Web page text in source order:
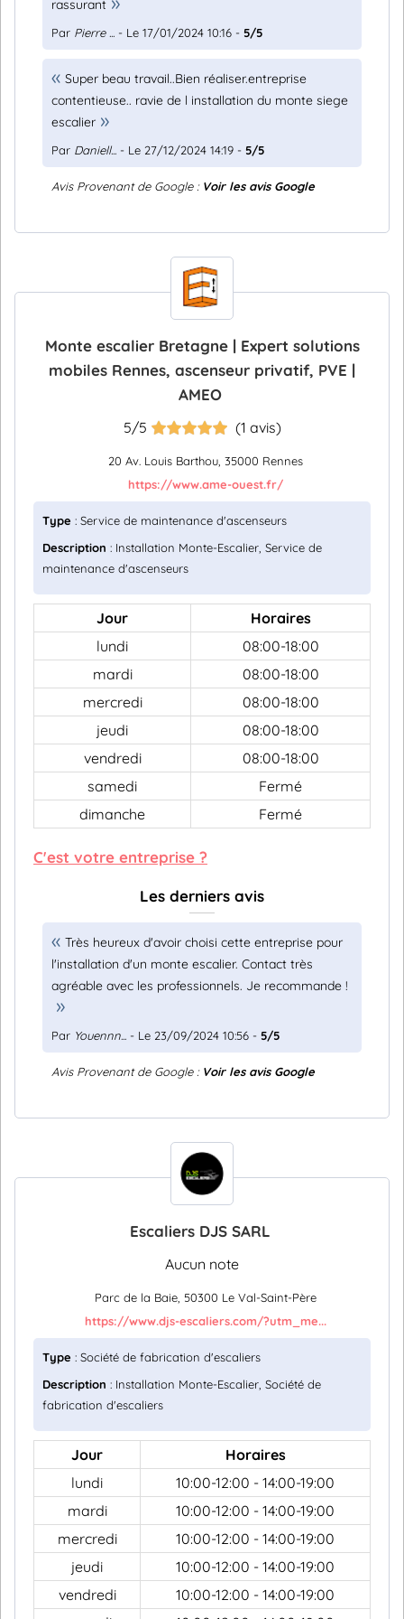
rassurant
Par Pierre ... - Le 17/01/2024 10:16 - 5/5
Super beau travail..Bien réaliser.entreprise
contentieuse.. ravie de l installation du monte siege
escalier
Par Daniell... - Le 27/12/2024 14:19 - 5/5
Avis Provenant de Google : Voir les avis Google
Monte escalier Bretagne | Expert solutions
mobiles Rennes, ascenseur privatif, PVE |
AMEO
5/5 (1 avis)
20 Av. Louis Barthou, 35000 Rennes
https://www.ame-ouest.fr/
Type : Service de maintenance d'ascenseurs
Description : Installation Monte-Escalier, Service de
maintenance d'ascenseurs
Jour
Horaires
lundi
08:00-18:00
mardi
08:00-18:00
mercredi
08:00-18:00
jeudi
08:00-18:00
vendredi
08:00-18:00
samedi
Fermé
dimanche
Fermé
C'est votre entreprise ?
Les derniers avis
Très heureux d'avoir choisi cette entreprise pour
l'installation d'un monte escalier. Contact très
agréable avec les professionnels. Je recommande !
Par Youennn... - Le 23/09/2024 10:56 - 5/5
Avis Provenant de Google : Voir les avis Google
Escaliers DJS SARL
Aucun note
Parc de la Baie, 50300 Le Val-Saint-Père
https://www.djs-escaliers.com/?utm_me...
Type : Société de fabrication d'escaliers
Description : Installation Monte-Escalier, Société de
fabrication d'escaliers
Jour
Horaires
lundi
10:00-12:00 - 14:00-19:00
mardi
10:00-12:00 - 14:00-19:00
mercredi
10:00-12:00 - 14:00-19:00
jeudi
10:00-12:00 - 14:00-19:00
vendredi
10:00-12:00 - 14:00-19:00